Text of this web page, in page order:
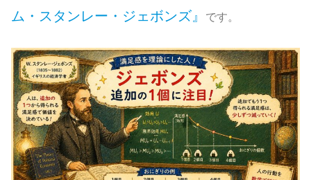
ム・スタンレー・ジェボンズ』
です。